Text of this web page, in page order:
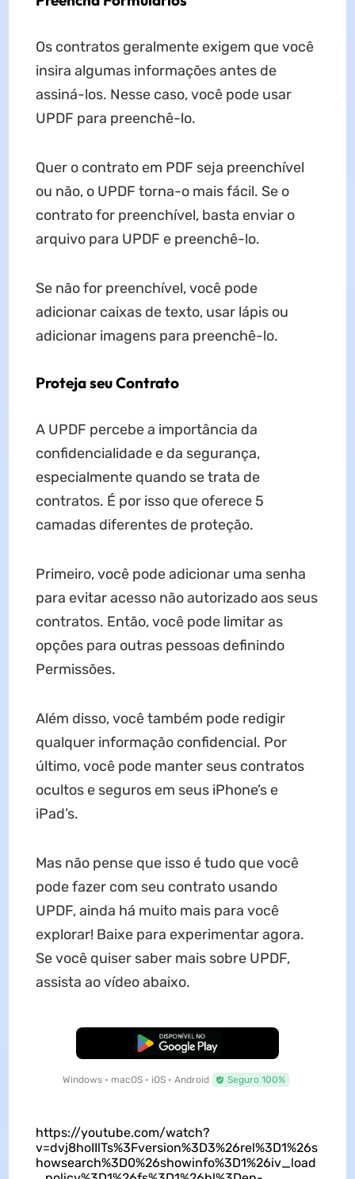
Os contratos geralmente exigem que você
insira algumas informações antes de
assiná-los. Nesse caso, você pode usar
UPDF para preenchê-lo.
Quer o contrato em PDF seja preenchível
ou não, o UPDF torna-o mais fácil. Se o
contrato for preenchível, basta enviar o
arquivo para UPDF e preenchê-lo.
Se não for preenchível, você pode
adicionar caixas de texto, usar lápis ou
adicionar imagens para preenchê-lo.
Proteja seu Contrato
A UPDF percebe a importância da
confidencialidade e da segurança,
especialmente quando se trata de
contratos. É por isso que oferece 5
camadas diferentes de proteção.
Primeiro, você pode adicionar uma senha
para evitar acesso não autorizado aos seus
contratos. Então, você pode limitar as
opções para outras pessoas definindo
Permissões.
Além disso, você também pode redigir
qualquer informação confidencial. Por
último, você pode manter seus contratos
ocultos e seguros em seus iPhone’s e
iPad’s.
Mas não pense que isso é tudo que você
pode fazer com seu contrato usando
UPDF, ainda há muito mais para você
explorar! Baixe para experimentar agora.
Se você quiser saber mais sobre UPDF,
assista ao vídeo abaixo.
Baixar Grátis
Windows • macOS • iOS • Android Seguro 100%
https://youtube.com/watch?
v=dvj8hoIIlTs%3Fversion%3D3%26rel%3D1%26s
howsearch%3D0%26showinfo%3D1%26iv_load